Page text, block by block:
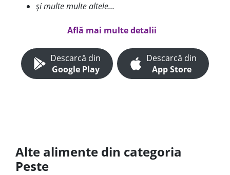
și multe multe altele...
Află mai multe detalii
Descarcă din
Google Play
Descarcă din
App Store
Alte alimente din categoria
Peste